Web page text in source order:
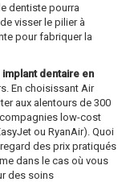
dentiste pourra
visser le pilier à
pour fabriquer la
implant dentaire en
En choisissant Air
aux alentours de 300
low-cost
ou RyanAir). Quoi
des prix pratiqués
dans le cas où vous
des soins